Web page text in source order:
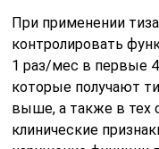
При применении
контролировать
1 раз/мес в первые
которые получают
выше, а также в тех
клинические